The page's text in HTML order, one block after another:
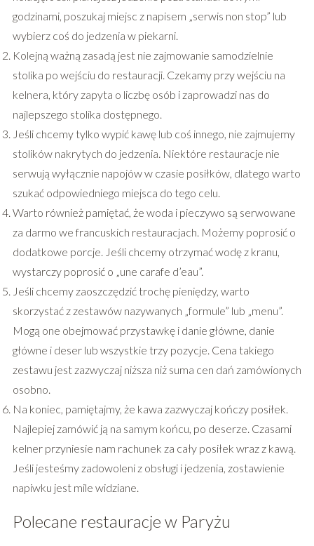
godzinami, poszukaj miejsc z napisem „serwis non stop” lub
wybierz coś do jedzenia w piekarni.
Kolejną ważną zasadą jest nie zajmowanie samodzielnie
stolika po wejściu do restauracji. Czekamy przy wejściu na
kelnera, który zapyta o liczbę osób i zaprowadzi nas do
najlepszego stolika dostępnego.
Jeśli chcemy tylko wypić kawę lub coś innego, nie zajmujemy
stolików nakrytych do jedzenia. Niektóre restauracje nie
serwują wyłącznie napojów w czasie posiłków, dlatego warto
szukać odpowiedniego miejsca do tego celu.
Warto również pamiętać, że woda i pieczywo są serwowane
za darmo we francuskich restauracjach. Możemy poprosić o
dodatkowe porcje. Jeśli chcemy otrzymać wodę z kranu,
wystarczy poprosić o „une carafe d’eau”.
Jeśli chcemy zaoszczędzić trochę pieniędzy, warto
skorzystać z zestawów nazywanych „formule” lub „menu”.
Mogą one obejmować przystawkę i danie główne, danie
główne i deser lub wszystkie trzy pozycje. Cena takiego
zestawu jest zazwyczaj niższa niż suma cen dań zamówionych
osobno.
Na koniec, pamiętajmy, że kawa zazwyczaj kończy posiłek.
Najlepiej zamówić ją na samym końcu, po deserze. Czasami
kelner przyniesie nam rachunek za cały posiłek wraz z kawą.
Jeśli jesteśmy zadowoleni z obsługi i jedzenia, zostawienie
napiwku jest mile widziane.
Polecane restauracje w Paryżu